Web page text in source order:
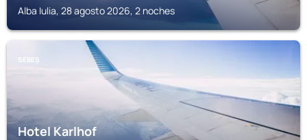
Alba Iulia, 28 agosto 2026, 2 noches
SEBEȘ
Hotel Karlhof